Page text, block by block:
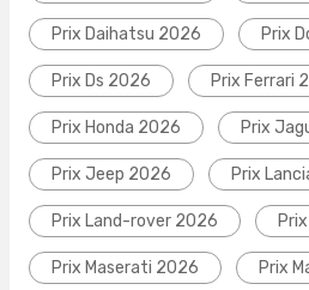
Prix Daihatsu 2026 Prix
Prix Ds 2026 Prix Ferrari
Prix Honda 2026 Prix
Prix Jeep 2026 Prix
Prix Land-rover 2026
Prix Maserati 2026 Prix